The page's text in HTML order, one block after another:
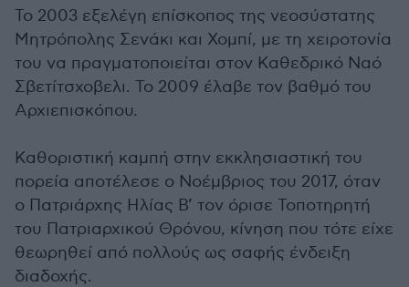
Το 2003 εξελέγη επίσκοπος της νεοσύστατης
Μητρόπολης Σενάκι και Χομπί, με τη χειροτονία
του να πραγματοποιείται στον Καθεδρικό Ναό
Σβετίτσχοβελι. Το 2009 έλαβε τον βαθμό του
Αρχιεπισκόπου.
Καθοριστική καμπή στην εκκλησιαστική του
πορεία αποτέλεσε ο Νοέμβριος του 2017, όταν
ο Πατριάρχης Ηλίας Β’ τον όρισε Τοποτηρητή
του Πατριαρχικού Θρόνου, κίνηση που τότε είχε
θεωρηθεί από πολλούς ως σαφής ένδειξη
διαδοχής.